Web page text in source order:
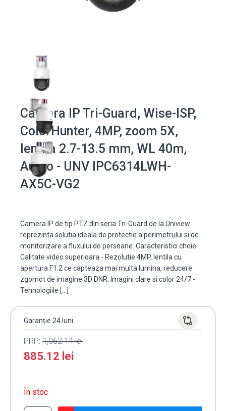
Camera IP Tri-Guard, Wise-ISP,
ColorHunter, 4MP, zoom 5X,
lentila 2.7-13.5 mm, WL 40m,
Audio - UNV IPC6314LWH-
AX5C-VG2
Camera IP de tip PTZ din seria Tri-Guard de la Uniview
reprezinta solutia ideala de protectie a perimetrului si de
monitorizare a fluxului de persoane. Caracteristici cheie:
Calitate video superioara - Rezolutie 4MP, lentila cu
apertura F1.2 ce capteaza mai multa lumina, reducere
zgomot de imagine 3D DNR; Imagini clare si color 24/7 -
Tehnologiile […]
Garanție 24 luni
PRP: 1,062.14lei
885.12 lei
În stoc